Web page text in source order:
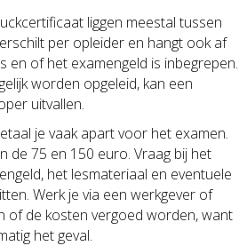
liggen meestal tussen
per opleider en hangt ook af
en of het examengeld is inbegrepen.
worden opgeleid, kan een
uitvallen.
je vaak apart voor het examen.
de 75 en 150 euro. Vraag bij het
het lesmateriaal en eventuele
Werk je via een werkgever of
of de kosten vergoed worden, want
het geval.